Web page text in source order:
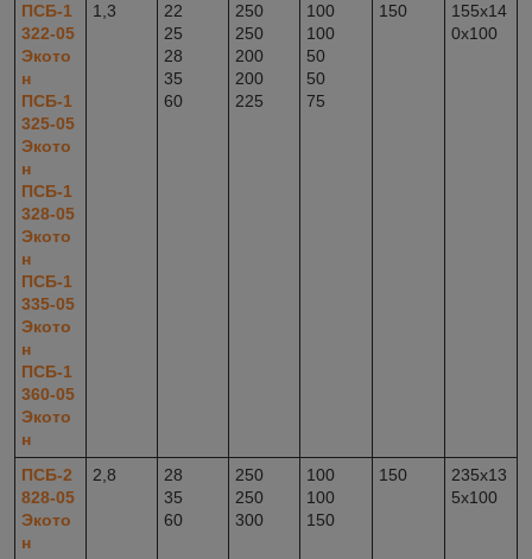
ПСБ-1
322-05
Экото
н
ПСБ-1
325-05
Экото
н
ПСБ-1
328-05
Экото
н
ПСБ-1
335-05
Экото
н
ПСБ-1
360-05
Экото
н
1,3
22
25
28
35
60
250
250
200
200
225
100
100
50
50
75
150
155x14
0x100
ПСБ-2
828-05
Экото
н
2,8
28
35
60
250
250
300
100
100
150
150
235x13
5x100